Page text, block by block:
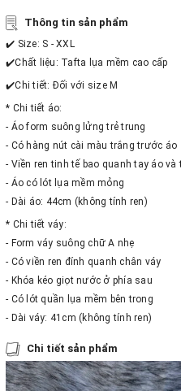
Thông tin sản phẩm
✔️ Size: S - XXL
✔️Chất liệu: Tafta lụa mềm cao cấp
✔️Chi tiết: Đối với size M
* Chi tiết áo:
- Áo form suông lửng trẻ trung
- Có hàng nút cài màu trắng trước áo
- Viền ren tinh tế bao quanh tay áo và
- Áo có lót lụa mềm mỏng
- Dài áo: 44cm (không tính ren)
* Chi tiết váy:
- Form váy suông chữ A nhẹ
- Có viền ren đính quanh chân váy
- Khóa kéo giọt nước ở phía sau
- Có lót quần lụa mềm bên trong
- Dài váy: 41cm (không tính ren)
Chi tiết sản phẩm